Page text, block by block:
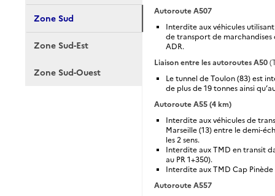
Zone Sud
Zone Sud-Est
Zone Sud-Ouest
Autoroute A507
Interdite aux véhicules
de transport de marchandises
ADR.
Liaison entre les autoroutes A50
Le tunnel de Toulon (83) est
de plus de 19 tonnes ainsi
Autoroute A55 (4 km)
Interdite aux véhicules de
Marseille (13) entre le demi-
les 2 sens.
Interdite aux TMD en transit
au PR 1+350).
Interdite aux TMD Cap Pinède
Autoroute A557